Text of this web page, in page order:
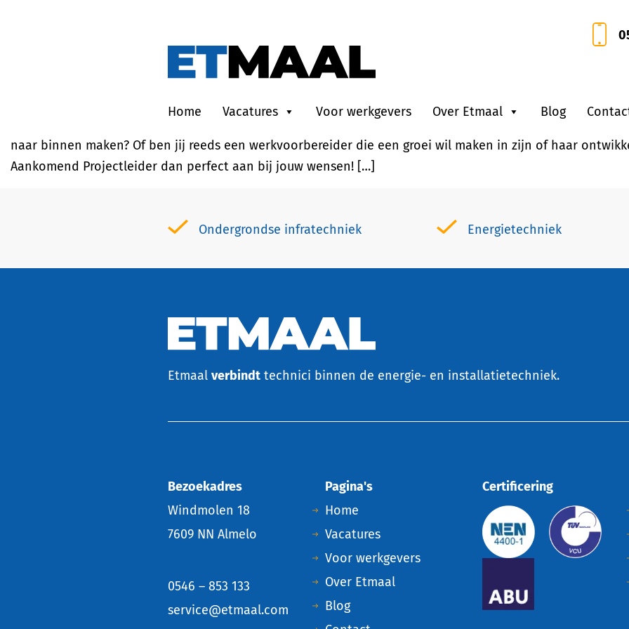
Home Vacatures Voor werkgevers Over Etmaal Blog
Wil jij technische projecten aansturen en tegelijk zichtbaar resultaat zien op de bouw? Als projectleider
planning, kwaliteit, budget en samenwerking. Je werkt aan elektrotechnische en/of werktuigkundige
naar binnen maken? Of ben jij reeds een werkvoorbereider die een groei wil maken in zijn of haar
Aankomend Projectleider dan perfect aan bij jouw wensen! […]
Ondergrondse infratechniek Energietechniek
Etmaal verbindt technici binnen de energie- en installatietechniek.
Bezoekadres
Windmolen 18
7609 NN Almelo
0546 – 853 133
service@etmaal.com
Pagina's
Home
Vacatures
Voor werkgevers
Over Etmaal
Blog
Certificering